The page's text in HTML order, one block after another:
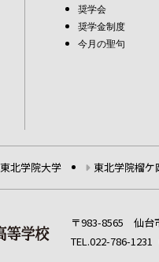
奨学会
奨学金制度
今月の聖句
東北学院大学 東北学院榴ケ
〒983-8565 仙台
TEL.022-786-1231